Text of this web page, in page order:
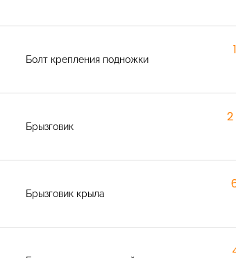
Болт крепления подножки
Брызговик
2
Брызговик крыла